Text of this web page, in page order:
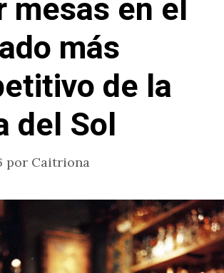
mesas en el
más
de la
del Sol
por Caitriona